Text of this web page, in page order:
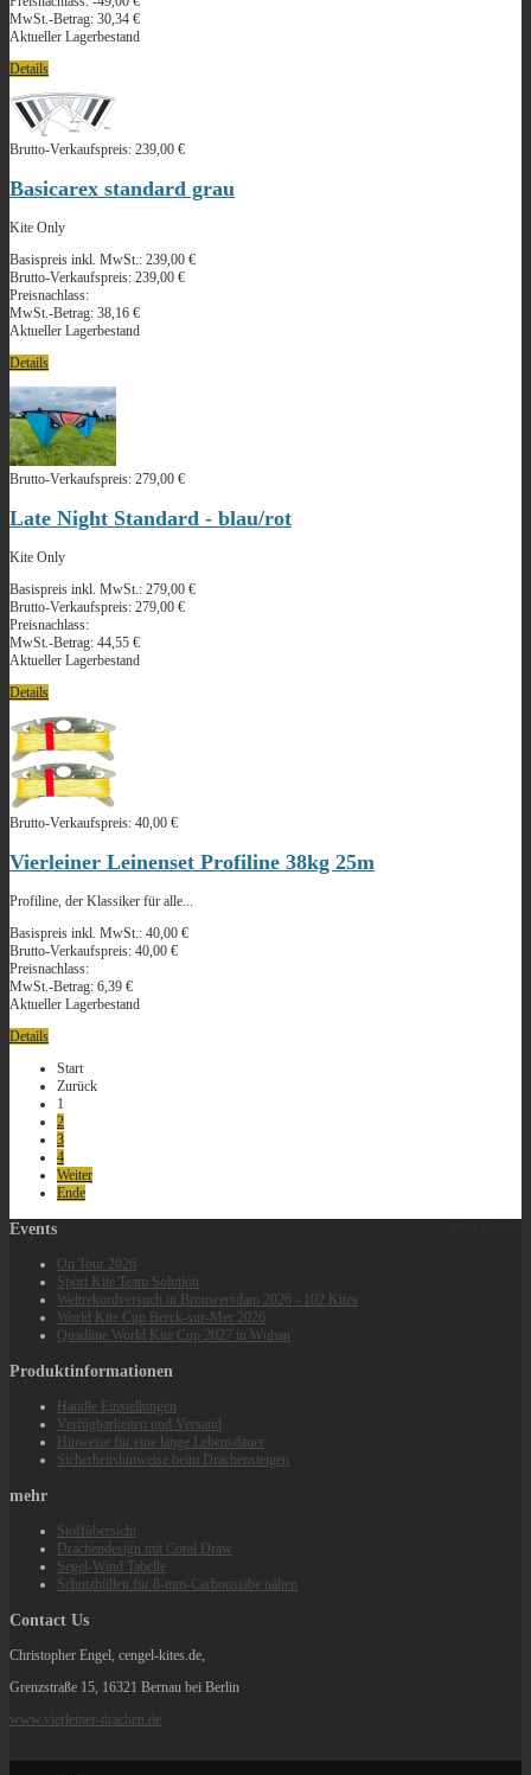
MwSt.-Betrag: 30,34 €
Aktueller Lagerbestand
Details
Brutto-Verkaufspreis: 239,00 €
Basicarex standard grau
Kite Only
Basispreis inkl. MwSt.: 239,00 €
Brutto-Verkaufspreis: 239,00 €
Preisnachlass:
MwSt.-Betrag: 38,16 €
Aktueller Lagerbestand
Details
Brutto-Verkaufspreis: 279,00 €
Late Night Standard - blau/rot
Kite Only
Basispreis inkl. MwSt.: 279,00 €
Brutto-Verkaufspreis: 279,00 €
Preisnachlass:
MwSt.-Betrag: 44,55 €
Aktueller Lagerbestand
Details
Brutto-Verkaufspreis: 40,00 €
Vierleiner Leinenset Profiline 38kg 25m
Profiline, der Klassiker für alle...
Basispreis inkl. MwSt.: 40,00 €
Brutto-Verkaufspreis: 40,00 €
Preisnachlass:
MwSt.-Betrag: 6,39 €
Aktueller Lagerbestand
Details
Start
Zurück
1
2
3
4
Weiter
Ende
Events
On Tour 2026
Sport Kite Team Solution
Weltrekordversuch in Brouwersdam 2026 - 102 Kites
World Kite Cup Berck‑sur‑Mer 2026
Quadline World Kite Cup 2027 in Wuhan
Produktinformationen
Handle Einstellungen
Verfügbarkeiten und Versand
Hinweise für eine lange Lebensdauer
Sicherheitshinweise beim Drachensteigen
mehr
Stoffübersicht
Drachendesign mit Coral Draw
Segel-Wind Tabelle
Schutzhüllen für 8-mm-Carbonstäbe nähen
Contact Us
Christopher Engel, cengel-kites.de,
Grenzstraße 15, 16321 Bernau bei Berlin
www.vierleiner-drachen.de